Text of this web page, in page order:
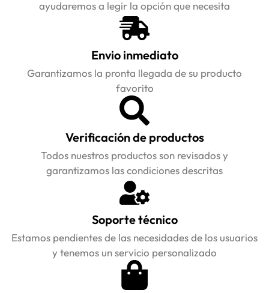
ayudaremos a legir la opción que necesita
Envio inmediato
Garantizamos la pronta llegada de su producto
favorito
Verificación de productos
Todos nuestros productos son revisados y
garantizamos las condiciones descritas
Soporte técnico
Estamos pendientes de las necesidades de los usuarios
y tenemos un servicio personalizado